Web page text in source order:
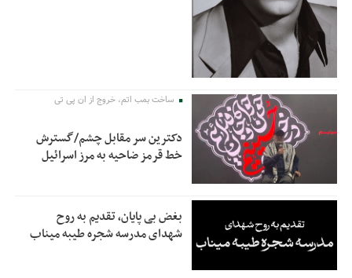
ساخت بمب اتم، خروج از ان پی تی
دکترین سر مقابل چشم/گسترش
خط قرمز ضاحیه به مرز اسرائیل
بغض بی پایان، تقدیم به روح
شهدای مدرسه شجره طیبه میناب